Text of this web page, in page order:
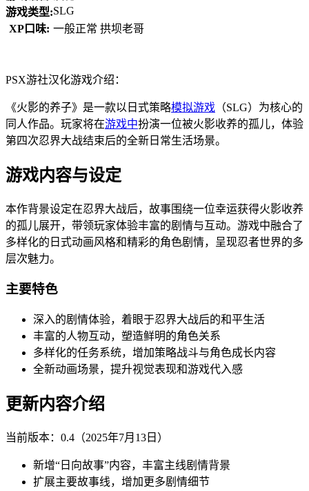
游戏类型:SLG
XP口味: 一般正常 拱坝老哥
PSX游社汉化游戏介绍：
《火影的养子》是一款以日式策略模拟游戏 （SLG）为核心的
同人作品。玩家将在游戏中扮演一位被火影收养的孤儿，体验
第四次忍界大战结束后的全新日常生活场景。
游戏内容与设定
本作背景设定在忍界大战后，故事围绕一位幸运获得火影收养
的孤儿展开，带领玩家体验丰富的剧情与互动。游戏中融合了
多样化的日式动画风格和精彩的角色剧情，呈现忍者世界的多
层次魅力。
主要特色
深入的剧情体验，着眼于忍界大战后的和平生活
丰富的人物互动，塑造鲜明的角色关系
多样化的任务系统，增加策略战斗与角色成长内容
全新动画场景，提升视觉表现和游戏代入感
更新内容介绍
当前版本：0.4（2025年7月13日）
新增“日向故事”内容，丰富主线剧情背景
扩展主要故事线，增加更多剧情细节